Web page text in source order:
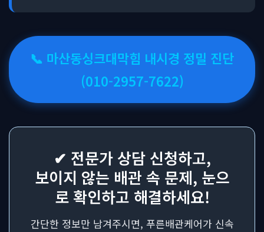
📞 마산동싱크대막힘 내시경 정밀 진단
(010-2957-7622)
✔ 전문가 상담 신청하고,
보이지 않는 배관 속 문제, 눈으
로 확인하고 해결하세요!
간단한 정보만 남겨주시면, 푸른배관케어가 신속